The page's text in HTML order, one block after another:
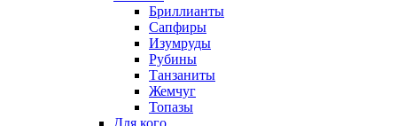
Бриллианты
Сапфиры
Изумруды
Рубины
Танзаниты
Жемчуг
Топазы
Для кого